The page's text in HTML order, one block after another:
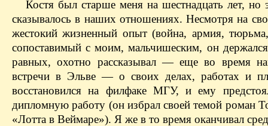
Костя был старше меня на шестнадцать лет, но
сказывалось в наших отношениях. Несмотря на
жестокий жизненный опыт (война, армия,
сопоставимый с моим, мальчишеским, он
равных, охотно рассказывал — еще во время
встречи в Эльве — о своих делах, работах и
восстановился на филфаке МГУ, и ему
дипломную работу (он избрал своей темой роман
«Лотта в Веймаре»). Я же в то время оканчивал